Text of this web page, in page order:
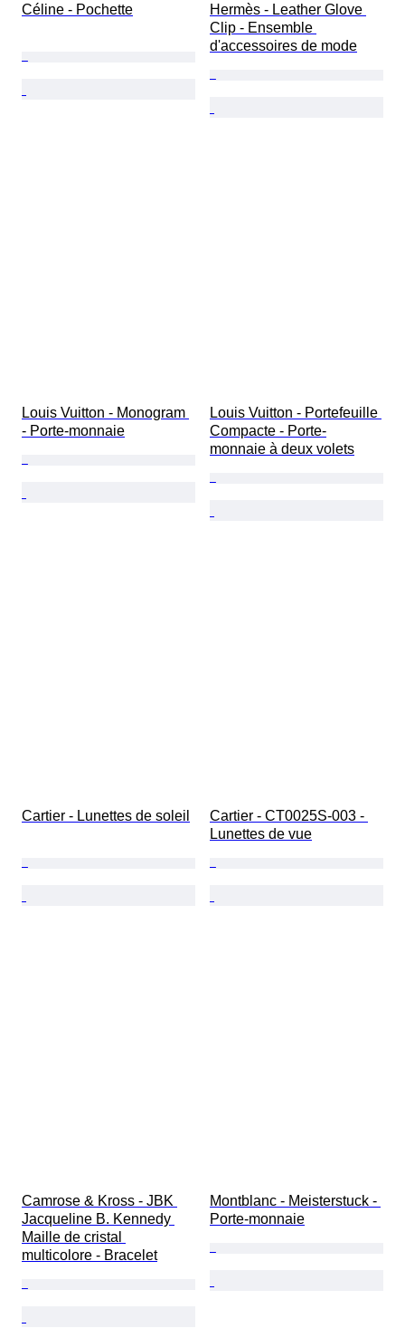
Céline - Pochette
Hermès - Leather Glove
Clip - Ensemble
d'accessoires de mode
Louis Vuitton - Monogram
- Porte-monnaie
Louis Vuitton - Portefeuille
Compacte - Porte-
monnaie à deux volets
Cartier - Lunettes de soleil
Cartier - CT0025S-003 -
Lunettes de vue
Camrose & Kross - JBK
Jacqueline B. Kennedy
Maille de cristal
multicolore - Bracelet
Montblanc - Meisterstuck -
Porte-monnaie